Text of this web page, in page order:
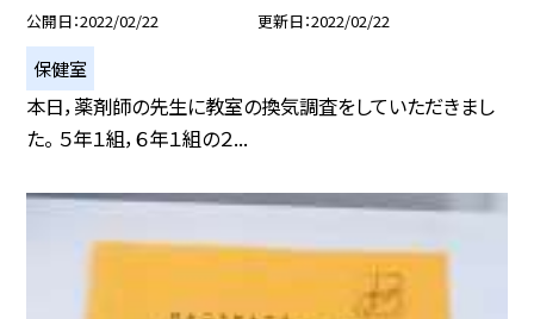
公開日 2022/02/22 更新日 2022/02/22
保健室
本日，薬剤師の先生に教室の換気調査をしていただきまし
た。 ５年１組，６年１組の２...